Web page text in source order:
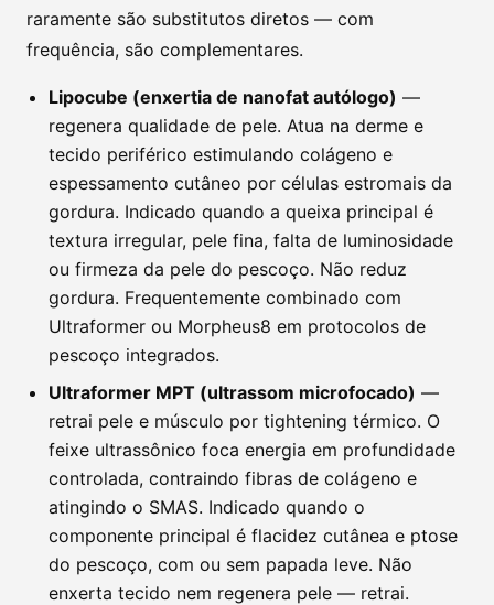
raramente são substitutos diretos — com
frequência, são complementares.
Lipocube (enxertia de nanofat autólogo) —
regenera qualidade de pele. Atua na derme e
tecido periférico estimulando colágeno e
espessamento cutâneo por células estromais da
gordura. Indicado quando a queixa principal é
textura irregular, pele fina, falta de luminosidade
ou firmeza da pele do pescoço. Não reduz
gordura. Frequentemente combinado com
Ultraformer ou Morpheus8 em protocolos de
pescoço integrados.
Ultraformer MPT (ultrassom microfocado) —
retrai pele e músculo por tightening térmico. O
feixe ultrassônico foca energia em profundidade
controlada, contraindo fibras de colágeno e
atingindo o SMAS. Indicado quando o
componente principal é flacidez cutânea e ptose
do pescoço, com ou sem papada leve. Não
enxerta tecido nem regenera pele — retrai.